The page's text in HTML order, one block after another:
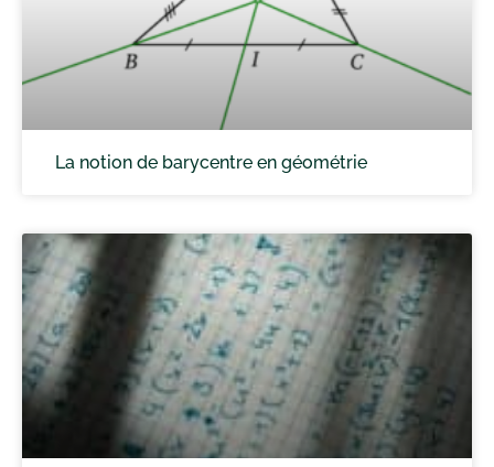
La notion de barycentre en géométrie